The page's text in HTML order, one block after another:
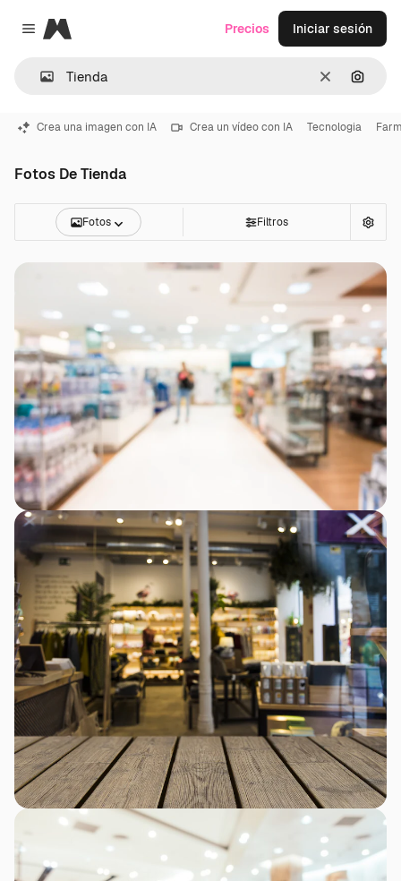
Close menu
Magnific
Borrar
Precios Iniciar sesión
Crea una imagen con IA Crea un vídeo con IA Tecnologia
Fotos De Tienda
Fotos Filtros